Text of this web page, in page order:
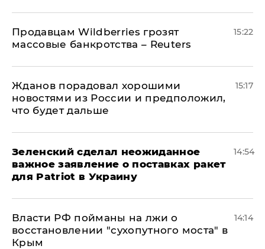
Продавцам Wildberries грозят
массовые банкротства – Reuters
15:22
Жданов порадовал хорошими
новостями из России и предположил,
что будет дальше
15:17
Зеленский сделал неожиданное
важное заявление о поставках ракет
для Patriot в Украину
14:54
Власти РФ пойманы на лжи о
восстановлении "сухопутного моста" в
Крым
14:14